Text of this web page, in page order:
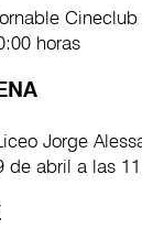
horas
Jorge
de abril a las